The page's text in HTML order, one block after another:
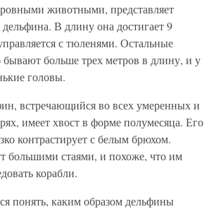
животными, представляет
В длину она достигает 9
с тюленями. Остальные
больше трех метров в длину, и у
головы.
встречающийся во всех умеренных и
имеет хвост в форме полумесяца. Его
контрастирует с белым брюхом.
большими стаями, и похоже, что им
корабли.
понять, каким образом дельфины